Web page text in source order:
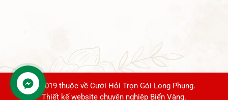
© 2019 thuộc về Cưới Hỏi Trọn Gói Long Phụng.
Thiết kế website chuyên nghiệp Biển Vàng.